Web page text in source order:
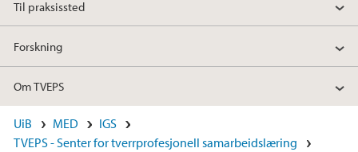
Til praksissted
Forskning
Om TVEPS
UiB MED
IGS
TVEPS - Senter for tverrprofesjonell samarbeidslæring